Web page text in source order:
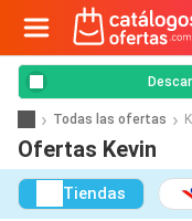
Todas las ofertas
Ofertas Kevin
Tiendas